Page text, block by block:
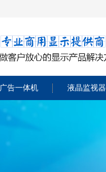
广告一体机 液晶监视器